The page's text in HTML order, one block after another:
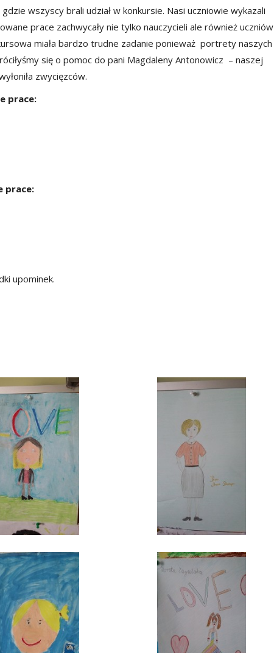
wszyscy brali udział w konkursie. Nasi uczniowie wykazali
prace zachwycały nie tylko nauczycieli ale również uczniów
miała bardzo trudne zadanie ponieważ portrety naszych
się o pomoc do pani Magdaleny Antonowicz – naszej
zwycięzców.
prace:
prace:
upominek.